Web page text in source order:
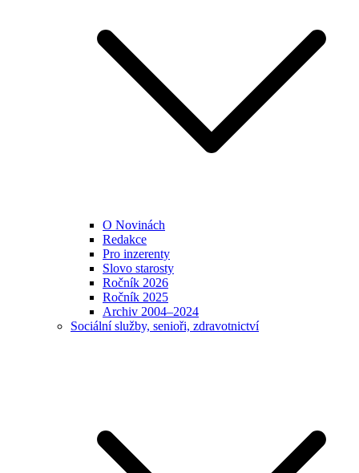
O Novinách
Redakce
Pro inzerenty
Slovo starosty
Ročník 2026
Ročník 2025
Archiv 2004–2024
Sociální služby, senioři, zdravotnictví